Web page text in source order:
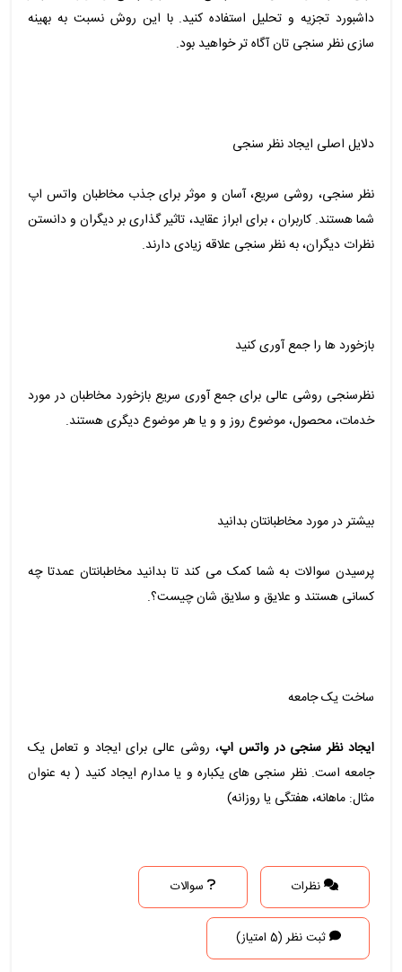
داشبورد تجزیه و تحلیل استفاده کنید. با این روش نسبت به بهینه
سازی نظر سنجی تان آگاه تر خواهید بود.
دلایل اصلی ایجاد نظر سنجی
نظر سنجی، روشی سریع، آسان و موثر برای جذب مخاطبان واتس اپ
شما هستند. کاربران ، برای ابراز عقاید، تاثیر گذاری بر دیگران و دانستن
نظرات دیگران، به نظر سنجی علاقه زیادی دارند.
بازخورد ها را جمع آوری کنید
نظرسنجی روشی عالی برای جمع آوری سریع بازخورد مخاطبان در مورد
خدمات، محصول، موضوع روز و و یا هر موضوع دیگری هستند.
بیشتر در مورد مخاطبانتان بدانید
پرسیدن سوالات به شما کمک می کند تا بدانید مخاطبانتان عمدتا چه
کسانی هستند و علایق و سلایق شان چیست؟.
ساخت یک جامعه
ایجاد نظر سنجی در واتس اپ، روشی عالی برای ایجاد و تعامل یک
جامعه است. نظر سنجی های یکباره و یا مدارم ایجاد کنید ( به عنوان
مثال: ماهانه، هفتگی یا روزانه)
نظرات سوالات
ثبت نظر (5 امتیاز)